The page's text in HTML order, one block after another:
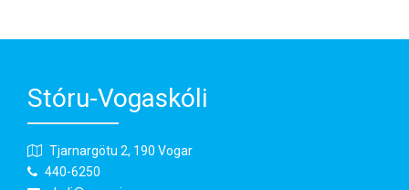
Stóru-Vogaskóli
Tjarnargötu 2, 190 Vogar
440-6250